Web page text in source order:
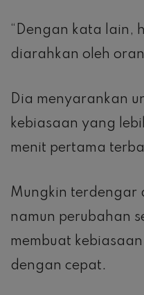
“Dengan kata lain,
diarahkan oleh
Dia menyarankan
kebiasaan yang
menit pertama
Mungkin terdengar
namun perubahan
membuat
dengan cepat.